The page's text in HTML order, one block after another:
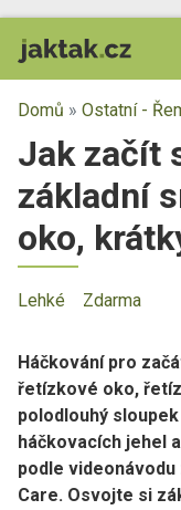
Domů » Ostatní -
Jak začít
základní
oko,
Lehké
Zdarma
Háčkování pro
řetízkové oko,
polodlouhý
háčkovacích jehel
podle videonávodu
Care. Osvojte si